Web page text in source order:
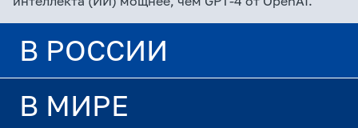
В РОССИИ
В МИРЕ